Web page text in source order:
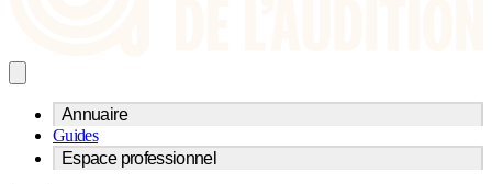
Annuaire
Trouvez un professionnel de l'audition
Centre d'audioprothèse
Guides
Espace professionnel